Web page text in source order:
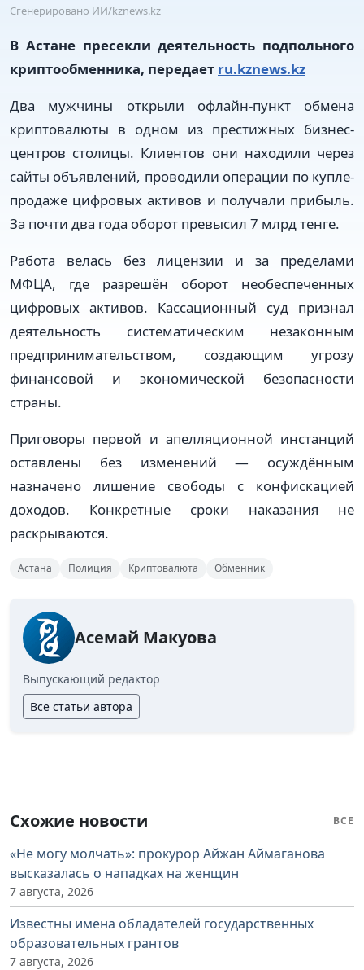
Сгенерировано ИИ/kznews.kz
В Астане пресекли деятельность подпольного
криптообменника, передает ru.kznews.kz
Два мужчины открыли офлайн-пункт обмена
криптовалюты в одном из престижных бизнес-
центров столицы. Клиентов они находили через
сайты объявлений, проводили операции по купле-
продаже цифровых активов и получали прибыль.
За почти два года оборот превысил 7 млрд тенге.
Работа велась без лицензии и за пределами
МФЦА, где разрешён оборот необеспеченных
цифровых активов. Кассационный суд признал
деятельность систематическим незаконным
предпринимательством, создающим угрозу
финансовой и экономической безопасности
страны.
Приговоры первой и апелляционной инстанций
оставлены без изменений — осуждённым
назначено лишение свободы с конфискацией
доходов. Конкретные сроки наказания не
раскрываются.
Астана Полиция Криптовалюта Обменник
Асемай Макуова
Выпускающий редактор
Все статьи автора
Схожие новости ВСЕ
«Не могу молчать»: прокурор Айжан Аймаганова
высказалась о нападках на женщин
7 августа, 2026
Известны имена обладателей государственных
образовательных грантов
7 августа, 2026